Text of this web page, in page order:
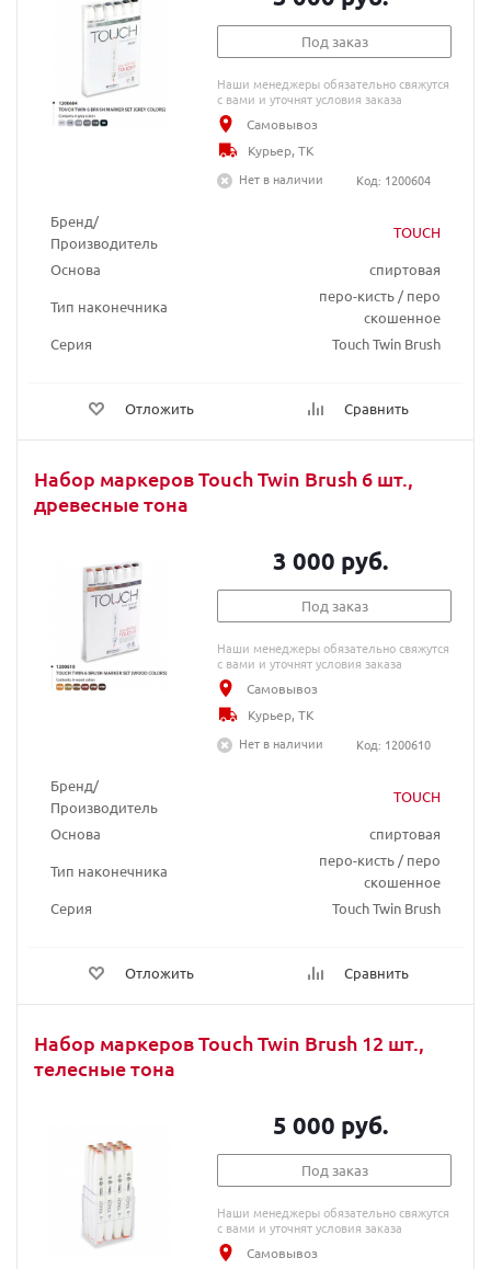
Бренд/
Производитель
TOUCH
Основа
спиртовая
Тип наконечника
перо-кисть / перо
скошенное
Серия
Touch Twin Brush
Отложить Сравнить
Под заказ
Наши менеджеры обязательно свяжутся
с вами и уточнят условия заказа
Самовывоз
Курьер, ТК
Нет в наличии
Код: 1200604
Набор маркеров Touch Twin Brush 6 шт.,
древесные тона
Бренд/
Производитель
TOUCH
Основа
спиртовая
Тип наконечника
перо-кисть / перо
скошенное
Серия
Touch Twin Brush
Отложить Сравнить
3 000 руб.
Под заказ
Наши менеджеры обязательно свяжутся
с вами и уточнят условия заказа
Самовывоз
Курьер, ТК
Нет в наличии
Код: 1200610
Набор маркеров Touch Twin Brush 12 шт.,
телесные тона
5 000 руб.
Под заказ
Наши менеджеры обязательно свяжутся
с вами и уточнят условия заказа
Самовывоз